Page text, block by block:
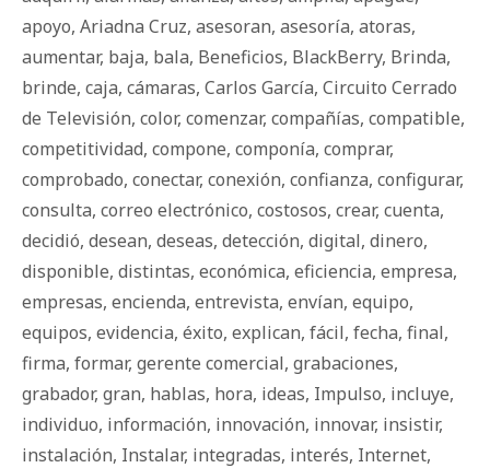
apoyo, Ariadna Cruz, asesoran, asesoría, atoras,
aumentar, baja, bala, Beneficios, BlackBerry, Brinda,
brinde, caja, cámaras, Carlos García, Circuito Cerrado
de Televisión, color, comenzar, compañías, compatible,
competitividad, compone, componía, comprar,
comprobado, conectar, conexión, confianza, configurar,
consulta, correo electrónico, costosos, crear, cuenta,
decidió, desean, deseas, detección, digital, dinero,
disponible, distintas, económica, eficiencia, empresa,
empresas, encienda, entrevista, envían, equipo,
equipos, evidencia, éxito, explican, fácil, fecha, final,
firma, formar, gerente comercial, grabaciones,
grabador, gran, hablas, hora, ideas, Impulso, incluye,
individuo, información, innovación, innovar, insistir,
instalación, Instalar, integradas, interés, Internet,